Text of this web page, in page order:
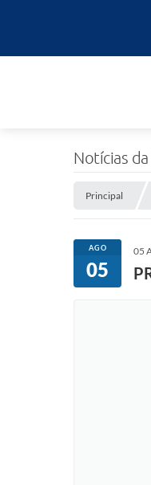
Notícias
Principal
AGO
05
05